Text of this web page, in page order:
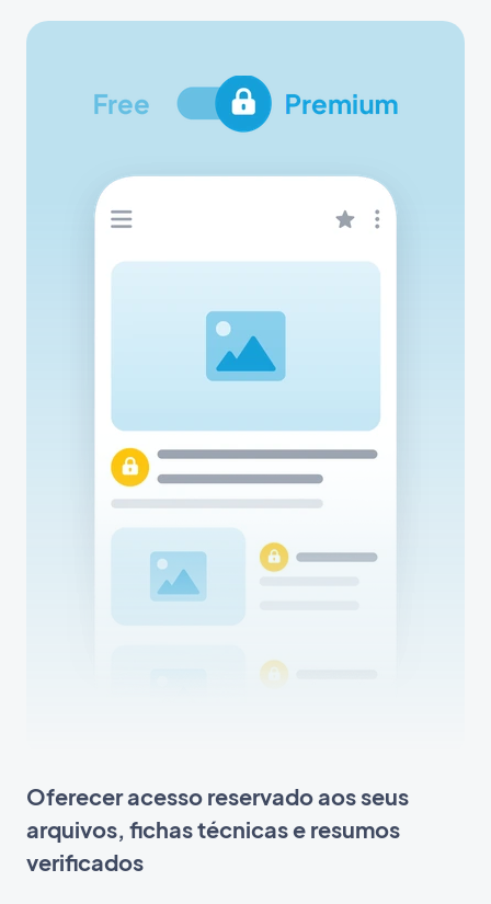
Oferecer acesso reservado aos seus
arquivos, fichas técnicas e resumos
verificados